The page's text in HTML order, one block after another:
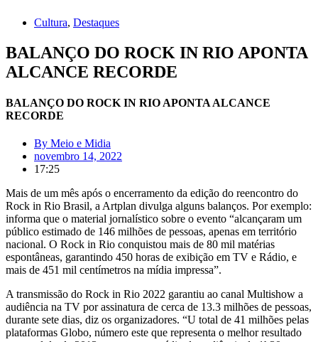
Cultura, Destaques
BALANÇO DO ROCK IN RIO APONTA
ALCANCE RECORDE
BALANÇO DO ROCK IN RIO APONTA ALCANCE
RECORDE
By Meio e Midia
novembro 14, 2022
17:25
Mais de um mês após o encerramento da edição do reencontro do
Rock in Rio Brasil, a Artplan divulga alguns balanços. Por exemplo:
informa que o material jornalístico sobre o evento “alcançaram um
público estimado de 146 milhões de pessoas, apenas em território
nacional. O Rock in Rio conquistou mais de 80 mil matérias
espontâneas, garantindo 450 horas de exibição em TV e Rádio, e
mais de 451 mil centímetros na mídia impressa”.
A transmissão do Rock in Rio 2022 garantiu ao canal Multishow a
audiência na TV por assinatura de cerca de 13.3 milhões de pessoas,
durante sete dias, diz os organizadores. “U total de 41 milhões pelas
plataformas Globo, número este que representa o melhor resultado